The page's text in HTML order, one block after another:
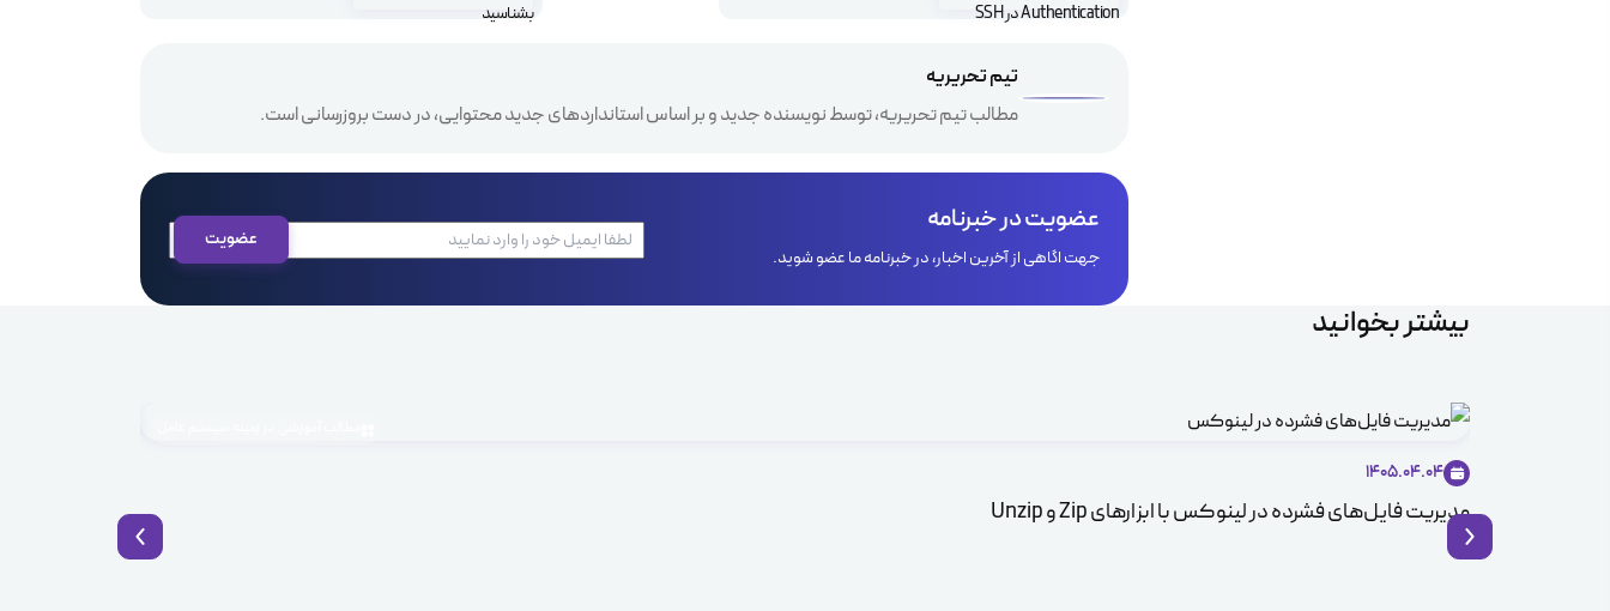
تیم تحریریه
مطالب تیم تحریریه، توسط نویسنده جدید و بر اساس استانداردهای جدید محتوایی، در دست بروزرسانی است.
عضویت در خبرنامه
جهت اگاهی از آخرین اخبار، در خبرنامه ما عضو شوید.
بیشتر بخوانید
1405.04.04
مدیریت فایل‌های فشرده در لینوکس با ابزارهای Zip و Unzip BaaS چیست؟ راهکار نوین توسعه سریع اپلیکیشن با Backend as a Service